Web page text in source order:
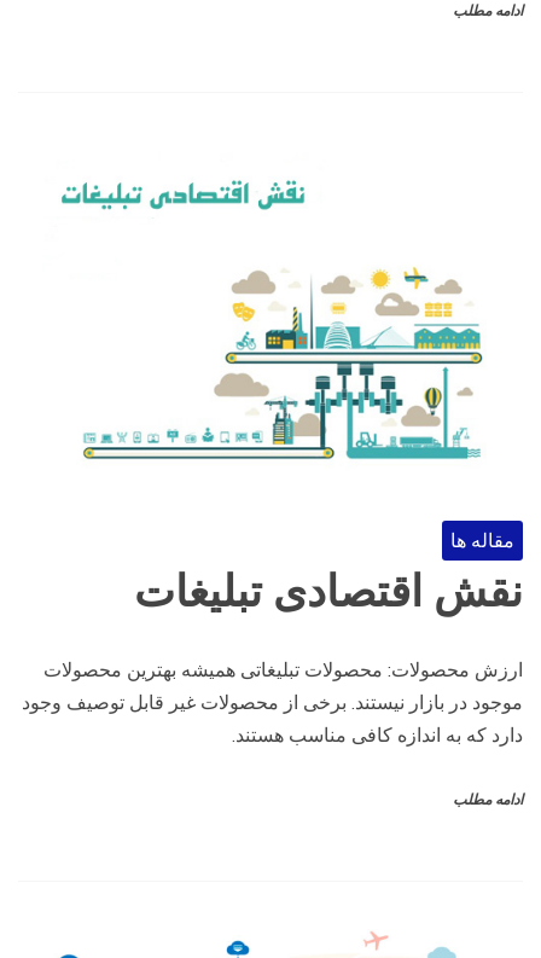
ادامه مطلب
مقاله ها
نقش اقتصادی تبلیغات
ارزش محصولات: محصولات تبلیغاتی همیشه بهترین محصولات
موجود در بازار نیستند. برخی از محصولات غیر قابل توصیف وجود
دارد که به اندازه کافی مناسب هستند.
ادامه مطلب